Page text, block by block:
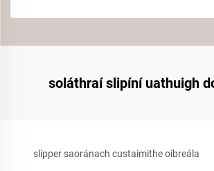
soláthraí slipíní uathuigh
slipper saoránach custaimithe oibreála